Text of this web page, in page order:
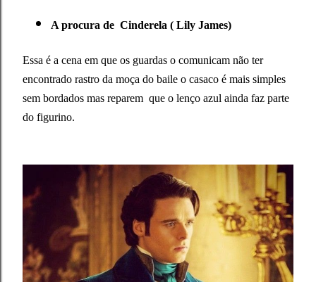
A procura de Cinderela ( Lily James)
Essa é a cena em que os guardas o comunicam não ter
encontrado rastro da moça do baile o casaco é mais simples
sem bordados mas reparem que o lenço azul ainda faz parte
do figurino.